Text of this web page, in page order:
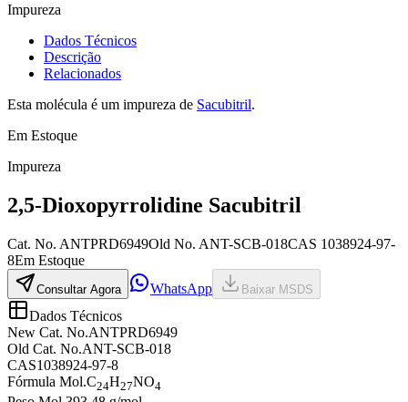
Impureza
Dados Técnicos
Descrição
Relacionados
Esta molécula é um impureza de Sacubitril.
Em Estoque
Impureza
2,5-Dioxopyrrolidine Sacubitril
Cat. No. ANTPRD6949Old No. ANT-SCB-018CAS 1038924-97-
8Em Estoque
Consultar Agora WhatsApp Baixar MSDS
Dados Técnicos
New Cat. No.ANTPRD6949
Old Cat. No.ANT-SCB-018
CAS1038924-97-8
Fórmula Mol.C24H27NO4